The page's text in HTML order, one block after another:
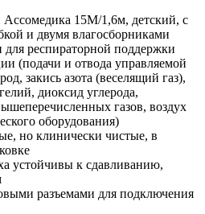
15М/1,6м, детский, с
и двумя влагосборниками
для респираторной поддержки
(подачи и отвода управляемой
закись азота (веселящий газ),
диоксид углерода,
газов, воздух
оборудования)
но клинически чистые, в
устойчивы к сдавливанию,
разъемами для подключения